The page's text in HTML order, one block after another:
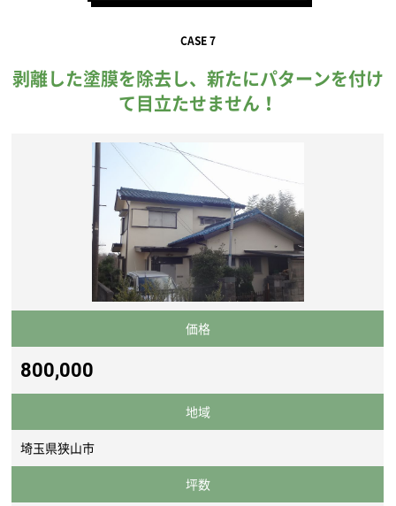
CASE 7
剥離した塗膜を除去し、新たにパターンを付け
て目立たせません！
価格
800,000
地域
埼玉県狭山市
坪数